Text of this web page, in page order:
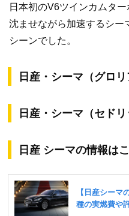
日本初のV6ツインカムタ
沈ませながら加速するシー
シーンでした。
日産・シーマ（グロ
日産・シーマ（セド
日産 シーマの情報は